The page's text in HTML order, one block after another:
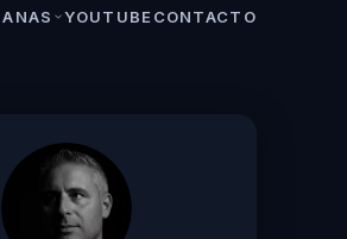
YOUTUBE CONTACTO